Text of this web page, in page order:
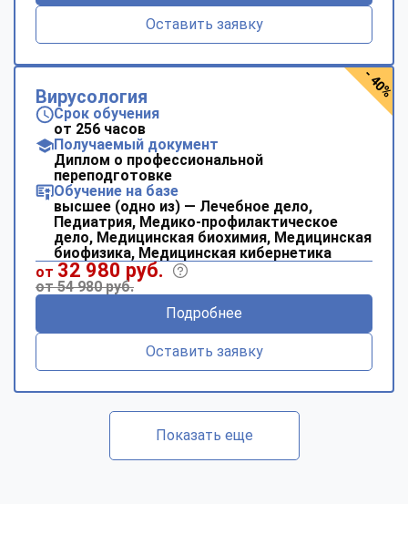
Оставить заявку
Вирусология
Срок обучения
от 256 часов
Получаемый документ
Диплом о профессиональной
переподготовке
Обучение на базе
высшее (одно из) — Лечебное дело,
Педиатрия, Медико-профилактическое
дело, Медицинская биохимия, Медицинская
биофизика, Медицинская кибернетика
от 32 980 руб.
от 54 980 руб.
Подробнее
Оставить заявку
- 40%
Показать еще